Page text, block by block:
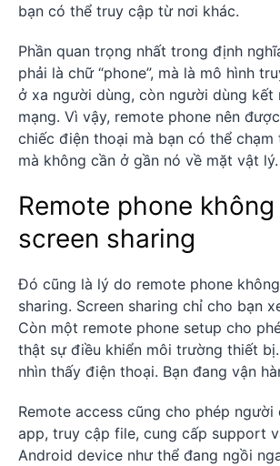
bạn có thể truy cập từ nơi khác.
Phần quan trọng nhất trong định
phải là chữ “phone”, mà là mô hình
ở xa người dùng, còn người dùng kết
mạng. Vì vậy, remote phone nên
chiếc điện thoại mà bạn có thể chạm
mà không cần ở gần nó về mặt vật lý.
Remote phone
screen sharing
Đó cũng là lý do remote phone
sharing. Screen sharing chỉ cho bạn
Còn một remote phone setup cho
thật sự điều khiển môi trường thiết
nhìn thấy điện thoại. Bạn đang vận
Remote access cũng cho phép người
app, truy cập file, cung cấp support
Android device như thể đang ngồi